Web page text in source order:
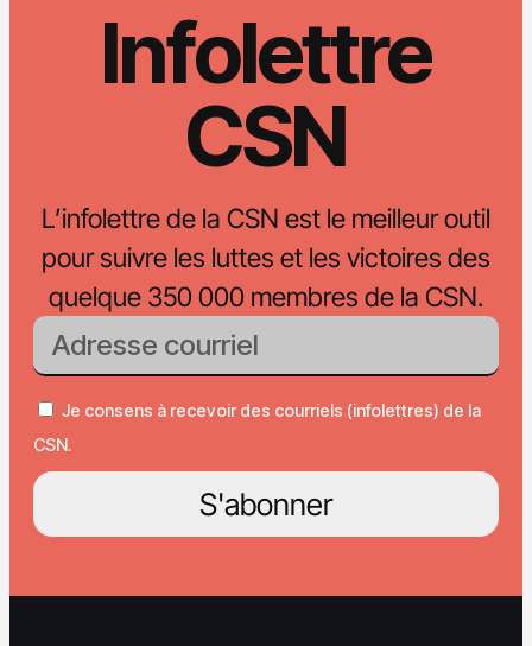
Infolettre
CSN
L’infolettre de la CSN est le meilleur outil
pour suivre les luttes et les victoires des
quelque 350 000 membres de la CSN.
Je consens à recevoir des courriels (infolettres) de la
CSN.
S'abonner